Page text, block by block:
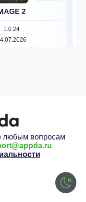
2
1.0.24
любым вопросам